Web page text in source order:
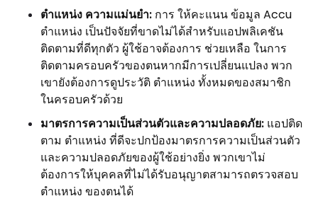
ตำแหน่ง ความแม่นยำ: การ ให้คะแนน ข้อมูล Accu
ตำแหน่ง เป็นปัจจัยที่ขาดไม่ได้สำหรับแอปพลิเคชัน
ติดตามที่ดีทุกตัว ผู้ใช้อาจต้องการ ช่วยเหลือ ในการ
ติดตามครอบครัวของตนหากมีการเปลี่ยนแปลง พวก
เขายังต้องการดูประวัติ ตำแหน่ง ทั้งหมดของสมาชิก
ในครอบครัวด้วย
มาตรการความเป็นส่วนตัวและความปลอดภัย: แอปติด
ตาม ตำแหน่ง ที่ดีจะปกป้องมาตรการความเป็นส่วนตัว
และความปลอดภัยของผู้ใช้อย่างยิ่ง พวกเขาไม่
ต้องการให้บุคคลที่ไม่ได้รับอนุญาตสามารถตรวจสอบ
ตำแหน่ง ของตนได้